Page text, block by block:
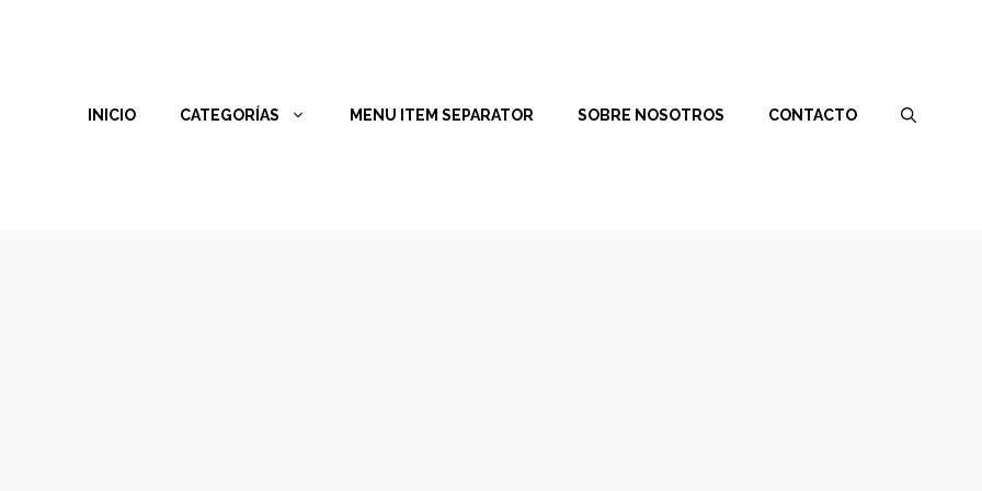
INICIO CATEGORÍAS MENU ITEM SEPARATOR SOBRE NOSOTROS CONTACTO